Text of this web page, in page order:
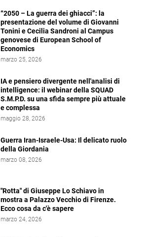
“2050 – La guerra dei ghiacci”: la
presentazione del volume di Giovanni
Tonini e Cecilia Sandroni al Campus
genovese di European School of
Economics
marzo 25, 2026
IA e pensiero divergente nell'analisi di
intelligence: il webinar della SQUAD
S.M.P.D. su una sfida sempre più attuale
e complessa
maggio 28, 2026
Guerra Iran-Israele-Usa: Il delicato ruolo
della Giordania
marzo 08, 2026
"Rotta" di Giuseppe Lo Schiavo in
mostra a Palazzo Vecchio di Firenze.
Ecco cosa da c'è sapere
marzo 24, 2026